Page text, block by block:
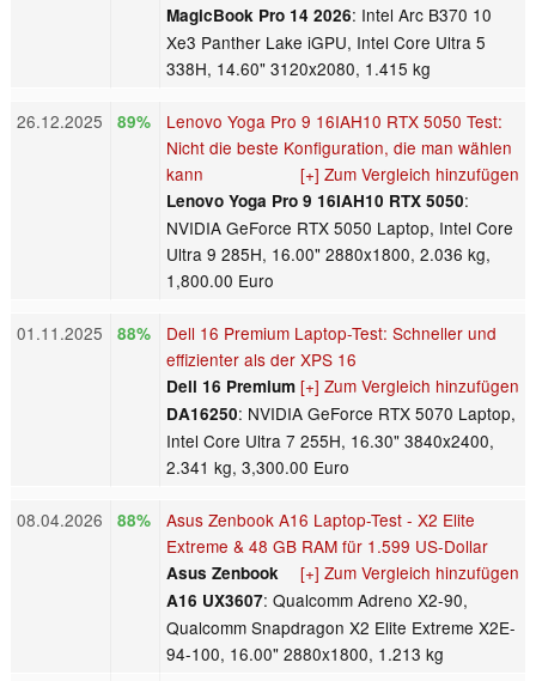
MagicBook Pro 14 2026: Intel Arc B370 10
Xe3 Panther Lake iGPU, Intel Core Ultra 5
338H, 14.60" 3120x2080, 1.415 kg
26.12.2025 89%
Lenovo Yoga Pro 9 16IAH10 RTX 5050 Test:
Nicht die beste Konfiguration, die man wählen
kann
[+] Zum Vergleich hinzufügen
Lenovo Yoga Pro 9 16IAH10 RTX 5050:
NVIDIA GeForce RTX 5050 Laptop, Intel Core
Ultra 9 285H, 16.00" 2880x1800, 2.036 kg,
1,800.00 Euro
01.11.2025 88%
Dell 16 Premium Laptop-Test: Schneller und
effizienter als der XPS 16
[+] Zum Vergleich hinzufügen
Dell 16 Premium
DA16250: NVIDIA GeForce RTX 5070 Laptop,
Intel Core Ultra 7 255H, 16.30" 3840x2400,
2.341 kg, 3,300.00 Euro
08.04.2026 88%
Asus Zenbook A16 Laptop-Test - X2 Elite
Extreme & 48 GB RAM für 1.599 US-Dollar
[+] Zum Vergleich hinzufügen
Asus Zenbook
A16 UX3607: Qualcomm Adreno X2-90,
Qualcomm Snapdragon X2 Elite Extreme X2E-
94-100, 16.00" 2880x1800, 1.213 kg